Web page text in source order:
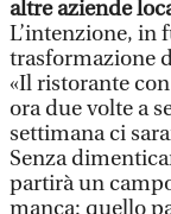
altre aziende
L’intenzione, in
trasformazione
«Il ristorante
ora due volte a
settimana ci
Senza
partirà un
manca: quello